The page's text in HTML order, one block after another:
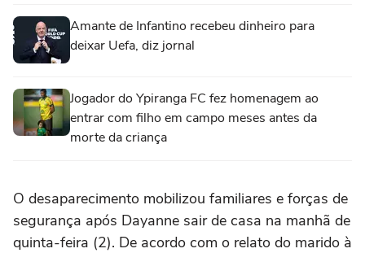
Amante de Infantino recebeu dinheiro para
deixar Uefa, diz jornal
Jogador do Ypiranga FC fez homenagem ao
entrar com filho em campo meses antes da
morte da criança
O desaparecimento mobilizou familiares e forças de
segurança após Dayanne sair de casa na manhã de
quinta-feira (2). De acordo com o relato do marido à